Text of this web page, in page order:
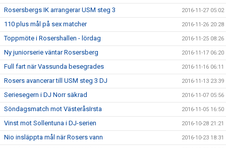
Rosersbergs IK arrangerar USM steg 3 2016-11-27 05:02
110 plus mål på sex matcher 2016-11-26 20:28
Toppmöte i Rosershallen - lördag 2016-11-25 08:26
Ny juniorserie väntar Rosersberg 2016-11-17 06:20
Full fart när Vassunda besegrades 2016-11-16 06:11
Rosers avancerar till USM steg 3 DJ 2016-11-13 23:39
Seriesegern i DJ Norr säkrad 2016-11-07 05:56
Söndagsmatch mot VästeråsIrsta 2016-11-05 16:50
Vinst mot Sollentuna i DJ-serien 2016-10-28 21:21
Nio insläppta mål när Rosers vann 2016-10-23 18:31